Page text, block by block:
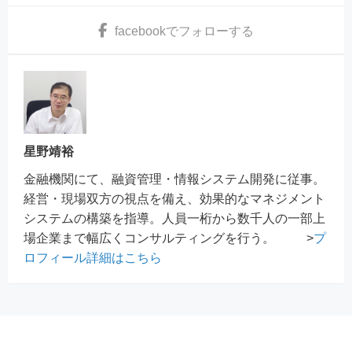
facebookでフォローする
星野靖裕
金融機関にて、融資管理・情報システム開発に従事。
経営・現場双方の視点を備え、効果的なマネジメント
システムの構築を指導。人員一桁から数千人の一部上
場企業まで幅広くコンサルティングを行う。 >プ
ロフィール詳細はこちら